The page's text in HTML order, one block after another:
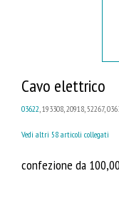
Cavo elettrico
03622, 193308, 20918, 52267,
Vedi altri 58 articoli collegati
confezione da